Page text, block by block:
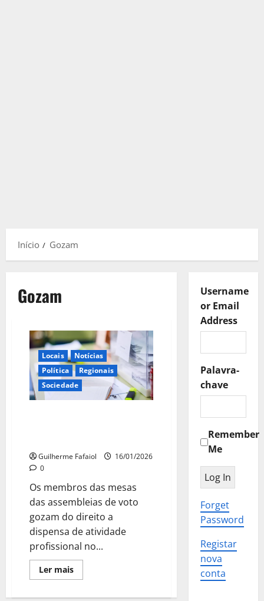
Início Gozam
Gozam
Locais
Notícias
Política
Regionais
Sociedade
Guilherme Fafaiol
16/01/2026
0
Os membros das mesas
das assembleias de voto
gozam do direito a
dispensa de atividade
profissional no...
Ler maisLeia
mais
Username
or Email
Address
Palavra-
chave
Remember
Me
Forget
Password
Registar
nova
conta